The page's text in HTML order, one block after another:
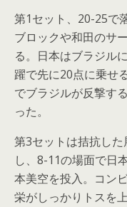
第1セット、20-25で
ブロックや和田のサ
る。日本はブラジル
躍で先に20点に乗せ
でブラジルが反撃す
った。
第3セットは拮抗し
し、8-11の場面で日
本美空を投入。コン
栄がしっかりトスを